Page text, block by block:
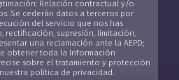
Relación contractual y/o
Se cederán datos a terceros por
del servicio que nos has
rectificación, supresión, limitación,
una reclamación ante la AEPD;
obtener toda la Información
sobre el tratamiento y protección
política de privacidad.